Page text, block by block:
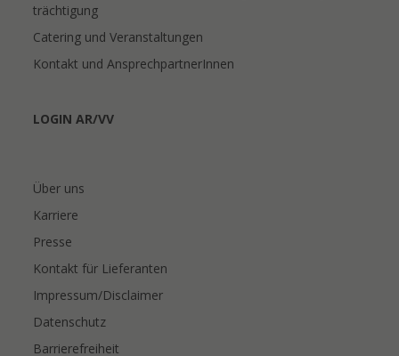
trächtigung
Catering und Veranstaltungen
Kontakt und AnsprechpartnerInnen
LOGIN AR/VV
Über uns
Karriere
Presse
Kontakt für Lieferanten
Impressum/Disclaimer
Datenschutz
Barrierefreiheit